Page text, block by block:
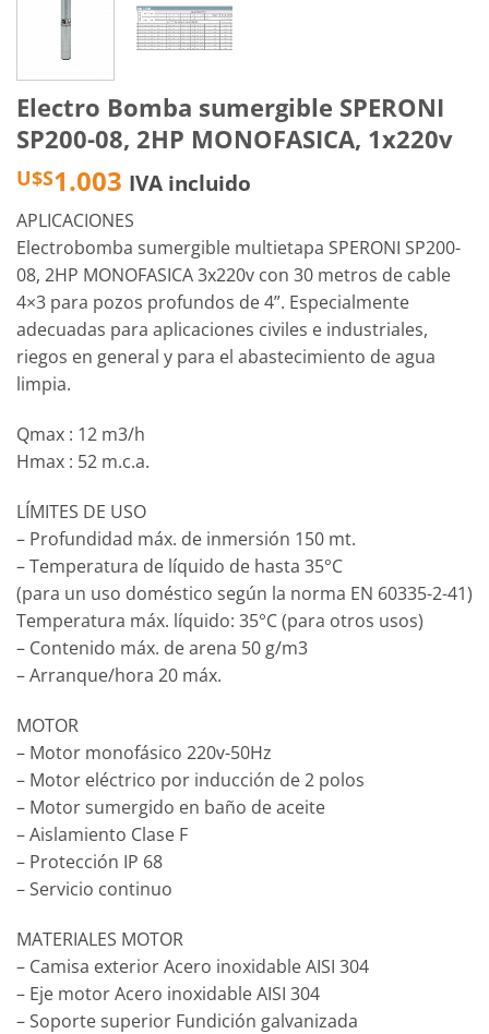
Electro Bomba sumergible SPERONI
SP200-08, 2HP MONOFASICA, 1x220v
U$S1.003 IVA incluido
APLICACIONES
Electrobomba sumergible multietapa SPERONI SP200-
08, 2HP MONOFASICA 3x220v con 30 metros de cable
4×3 para pozos profundos de 4”. Especialmente
adecuadas para aplicaciones civiles e industriales,
riegos en general y para el abastecimiento de agua
limpia.
Qmax : 12 m3/h
Hmax : 52 m.c.a.
LÍMITES DE USO
– Profundidad máx. de inmersión 150 mt.
– Temperatura de líquido de hasta 35°C
(para un uso doméstico según la norma EN 60335-2-41)
Temperatura máx. líquido: 35°C (para otros usos)
– Contenido máx. de arena 50 g/m3
– Arranque/hora 20 máx.
MOTOR
– Motor monofásico 220v-50Hz
– Motor eléctrico por inducción de 2 polos
– Motor sumergido en baño de aceite
– Aislamiento Clase F
– Protección IP 68
– Servicio continuo
MATERIALES MOTOR
– Camisa exterior Acero inoxidable AISI 304
– Eje motor Acero inoxidable AISI 304
– Soporte superior Fundición galvanizada